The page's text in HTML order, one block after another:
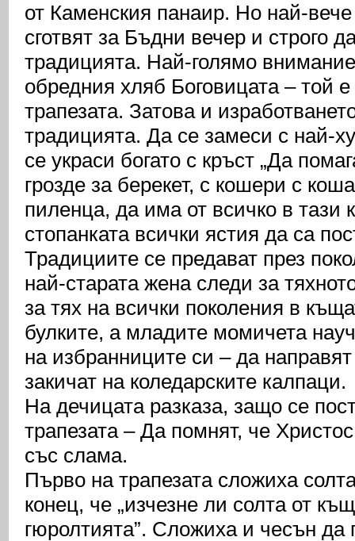
от Каменския панаир. Но най-
сготвят за Бъдни вечер и строго
традицията. Най-голямо
обредния хляб Боговицата – той
трапезата. Затова и
традицията. Да се замеси с най-
се украси богато с кръст „Да
грозде за берекет, с кошери с
пиленца, да има от всичко в тази
стопанката всички ястия да са
Традициите се предават през
най-старата жена следи за
за тях на всички поколения в
булките, а младите момичета
на избранниците си – да
закичат на коледарските калпаци.
На дечицата разказа, защо се
трапезата – Да помнят, че
със слама.
Първо на трапезата сложиха
конец, че „изчезне ли солта от
гюролтията”. Сложиха и чесън да